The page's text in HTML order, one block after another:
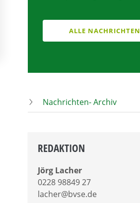
ALLE NACHRICHTEN
Nachrichten- Archiv
REDAKTION
Jörg Lacher
0228 98849 27
lacher@bvse.de